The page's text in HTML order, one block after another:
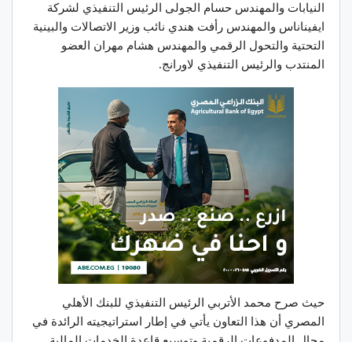
النيابات والمهندس حسام الجولى الرئيس التنفيذي لشركة
ايفيناناس والمهندس رأفت هندي نائب وزير الاتصالات والبينية
التحتية والتحول الرقمي والمهندس هشام مهران العضو
المنتدب والرئيس التنفيذي لاورانج.
حيث صرح محمد الأتربي الرئيس التنفيذي للبنك الأهلي
المصري أن هذا التعاون يأتي في إطار استراتيجيته الرائدة في